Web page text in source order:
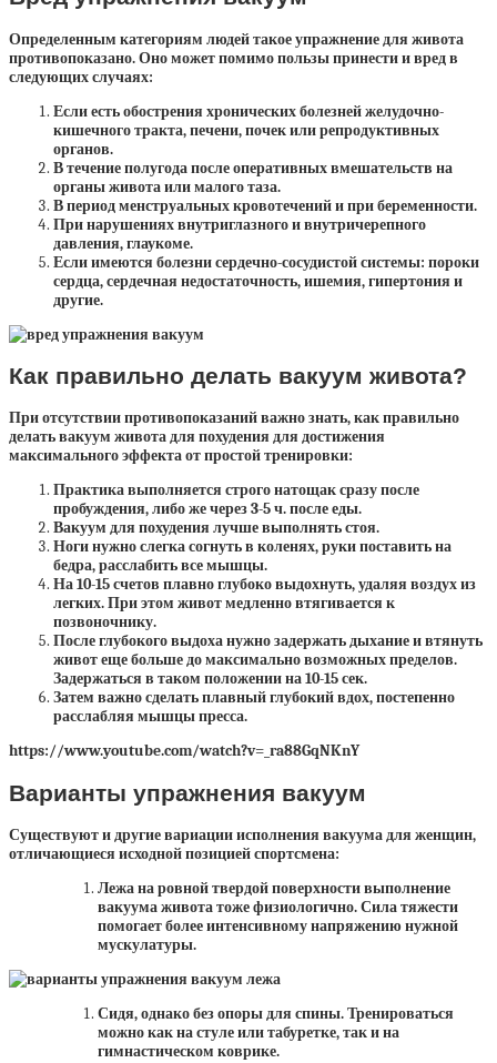
Определенным категориям людей такое упражнение для живота
противопоказано. Оно может помимо пользы принести и вред в
следующих случаях:
Если есть обострения хронических болезней желудочно-
кишечного тракта, печени, почек или репродуктивных
органов.
В течение полугода после оперативных вмешательств на
органы живота или малого таза.
В период менструальных кровотечений и при беременности.
При нарушениях внутриглазного и внутричерепного
давления, глаукоме.
Если имеются болезни сердечно-сосудистой системы: пороки
сердца, сердечная недостаточность, ишемия, гипертония и
другие.
Как правильно делать вакуум живота?
При отсутствии противопоказаний важно знать, как правильно
делать вакуум живота для похудения для достижения
максимального эффекта от простой тренировки:
Практика выполняется строго натощак сразу после
пробуждения, либо же через 3-5 ч. после еды.
Вакуум для похудения лучше выполнять стоя.
Ноги нужно слегка согнуть в коленях, руки поставить на
бедра, расслабить все мышцы.
На 10-15 счетов плавно глубоко выдохнуть, удаляя воздух из
легких. При этом живот медленно втягивается к
позвоночнику.
После глубокого выдоха нужно задержать дыхание и втянуть
живот еще больше до максимально возможных пределов.
Задержаться в таком положении на 10-15 сек.
Затем важно сделать плавный глубокий вдох, постепенно
расслабляя мышцы пресса.
https://www.youtube.com/watch?v=_ra88GqNKnY
Варианты упражнения вакуум
Существуют и другие вариации исполнения вакуума для женщин,
отличающиеся исходной позицией спортсмена:
Лежа на ровной твердой поверхности выполнение
вакуума живота тоже физиологично. Сила тяжести
помогает более интенсивному напряжению нужной
мускулатуры.
Сидя, однако без опоры для спины. Тренироваться
можно как на стуле или табуретке, так и на
гимнастическом коврике.